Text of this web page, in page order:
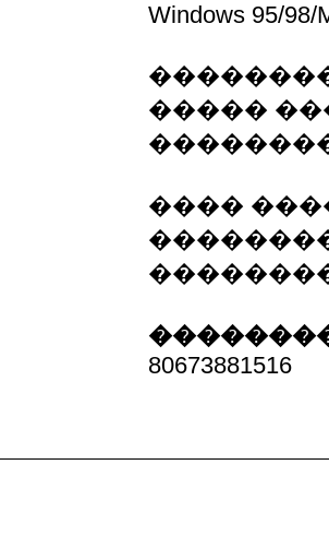
Windows 95/98/
�����
����
80673881516